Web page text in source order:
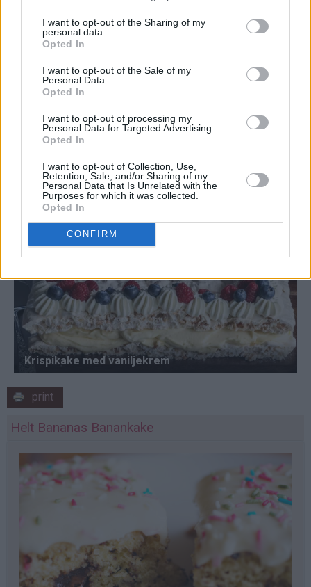
I want to opt-out of the Sharing of my
personal data.
Opted In
I want to opt-out of the Sale of my
Personal Data.
Opted In
I want to opt-out of processing my
Personal Data for Targeted Advertising.
Opted In
I want to opt-out of Collection, Use,
Retention, Sale, and/or Sharing of my
Personal Data that Is Unrelated with the
Purposes for which it was collected.
Opted In
CONFIRM
print
Helt Bananas Banankake